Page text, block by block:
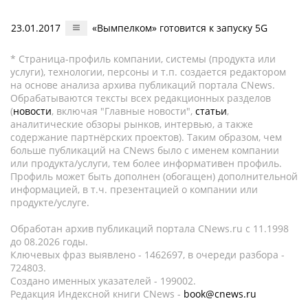
23.01.2017 «Вымпелком» готовится к запуску 5G
* Страница-профиль компании, системы (продукта или
услуги), технологии, персоны и т.п. создается редактором
на основе анализа архива публикаций портала CNews.
Обрабатываются тексты всех редакционных разделов
(новости, включая "Главные новости", статьи,
аналитические обзоры рынков, интервью, а также
содержание партнёрских проектов). Таким образом, чем
больше публикаций на CNews было с именем компании
или продукта/услуги, тем более информативен профиль.
Профиль может быть дополнен (обогащен) дополнительной
информацией, в т.ч. презентацией о компании или
продукте/услуге.
Обработан архив публикаций портала CNews.ru c 11.1998
до 08.2026 годы.
Ключевых фраз выявлено - 1462697, в очереди разбора -
724803.
Создано именных указателей - 199002.
Редакция Индексной книги CNews - book@cnews.ru